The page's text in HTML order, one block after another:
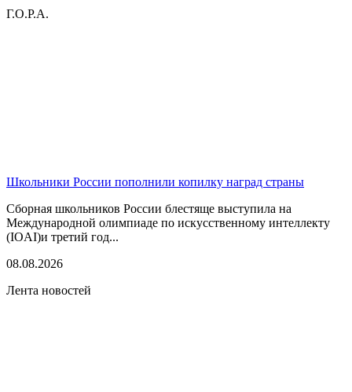
Г.О.Р.А.
Школьники России пополнили копилку наград страны
Сборная школьников России блестяще выступила на
Международной олимпиаде по искусственному интеллекту
(IOAI)и третий год...
08.08.2026
Лента новостей